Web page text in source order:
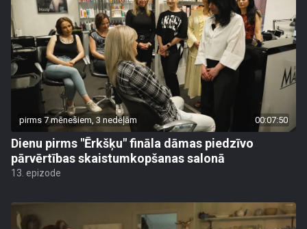
pirms 7 mēnešiem, 3 nedēļām 00:07:50
Dienu pirms "Ērkšķu" fināla dāmas piedzīvo
pārvērtības skaistumkopšanas salonā
13. epizode